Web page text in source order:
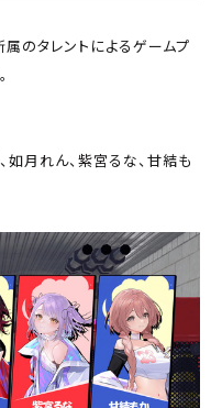
属のタレントによるゲームプ
如月れん、紫宮るな、甘結も